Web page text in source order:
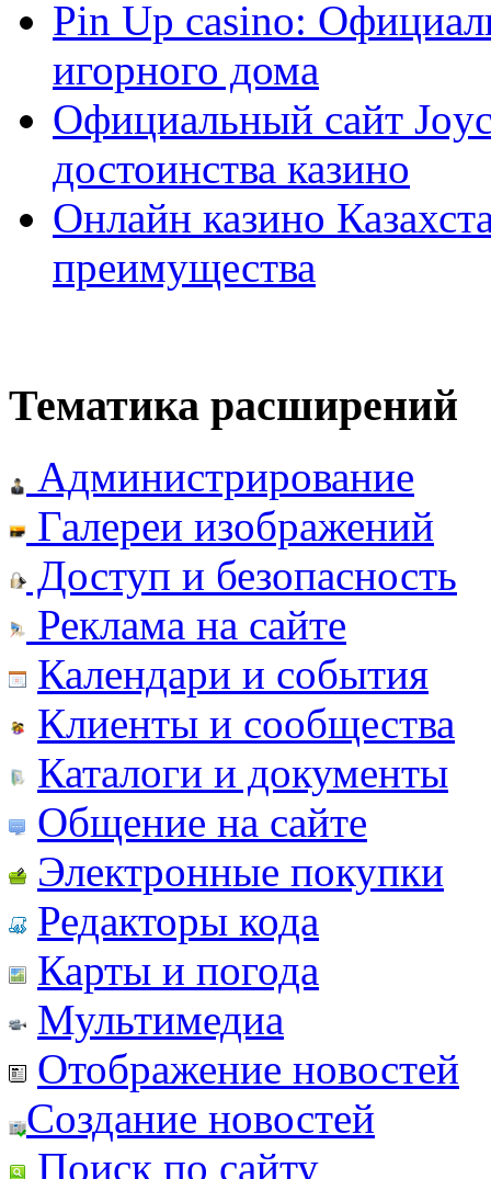
Pin Up casino:
игорного дома
Официальный сайт
достоинства казино
Онлайн казино
преимущества
Тематика расширений
Администрирование
Галереи изображений
Доступ и безопасность
Реклама на сайте
Календари и события
Клиенты и сообщества
Каталоги и документы
Общение на сайте
Электронные покупки
Редакторы кода
Карты и погода
Мультимедиа
Отображение новостей
Создание новостей
Поиск по сайту